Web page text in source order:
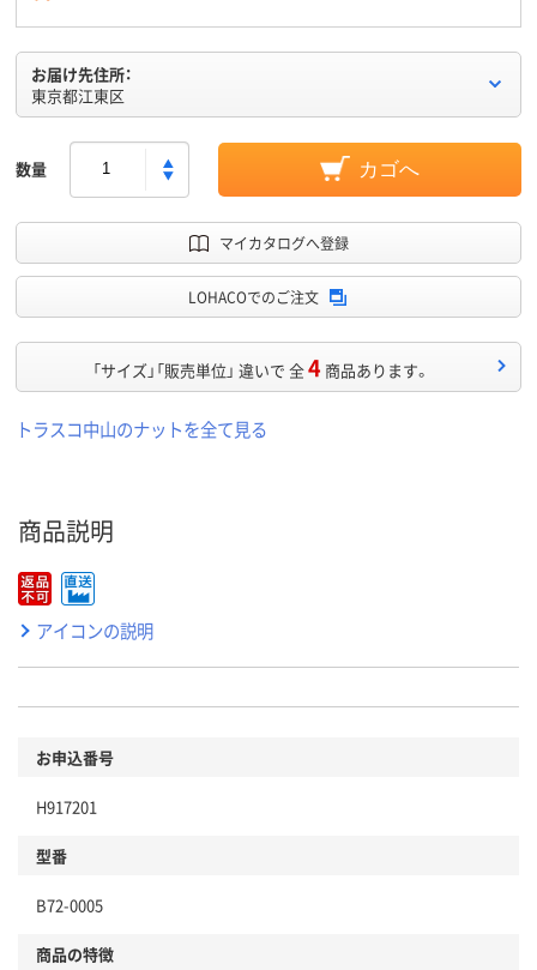
お届け先住所：
東京都江東区
数量 カゴへ
マイカタログへ登録
LOHACOでのご注文
「サイズ」「販売単位」 違いで 全4 商品あります。
トラスコ中山のナットを全て見る
商品説明
アイコンの説明
お申込番号
H917201
型番
B72-0005
商品の特徴